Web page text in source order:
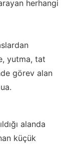
herhangi
yutma, tat
görev alan
alanda
küçük